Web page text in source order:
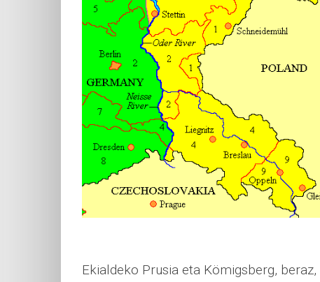
Ekialdeko Prusia eta Kömigsberg,